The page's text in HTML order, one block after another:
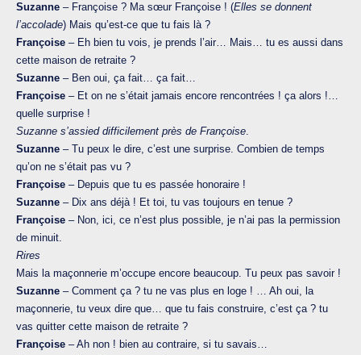
Suzanne – Françoise ? Ma sœur Françoise ! (Elles se donnent
l’accolade) Mais qu’est-ce que tu fais là ?
Françoise – Eh bien tu vois, je prends l’air… Mais… tu es aussi dans
cette maison de retraite ?
Suzanne – Ben oui, ça fait… ça fait…
Françoise – Et on ne s’était jamais encore rencontrées ! ça alors !…
quelle surprise !
Suzanne s’assied difficilement près de Françoise.
Suzanne – Tu peux le dire, c’est une surprise. Combien de temps
qu’on ne s’était pas vu ?
Françoise – Depuis que tu es passée honoraire !
Suzanne – Dix ans déjà ! Et toi, tu vas toujours en tenue ?
Françoise – Non, ici, ce n’est plus possible, je n’ai pas la permission
de minuit.
Rires
Mais la maçonnerie m’occupe encore beaucoup. Tu peux pas savoir !
Suzanne – Comment ça ? tu ne vas plus en loge ! … Ah oui, la
maçonnerie, tu veux dire que… que tu fais construire, c’est ça ? tu
vas quitter cette maison de retraite ?
Françoise – Ah non ! bien au contraire, si tu savais…